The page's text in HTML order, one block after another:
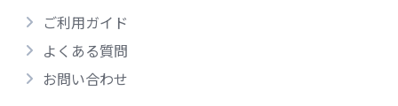
ご利用ガイド
よくある質問
お問い合わせ